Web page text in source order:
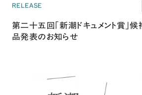
RELEASE
第二十五回「新潮ドキュメント賞」候
品発表のお知らせ